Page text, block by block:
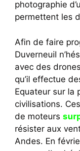
photographie
permettent les
Afin de faire
Duverneuil
avec des
qu’il effectue
Equateur sur la
civilisations.
de moteurs
résister aux
Andes. En